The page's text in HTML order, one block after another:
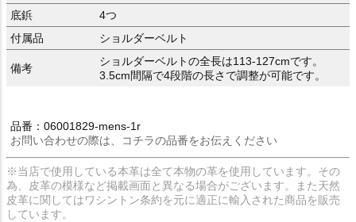
底鋲
4つ
付属品
ショルダーベルト
備考
ショルダーベルトの全長は113-127cmです。
3.5cm間隔で4段階の長さで調整が可能です。
品番：06001829-mens-1r
お問い合わせの際は、コチラの品番をお伝えください
※当店で使用している本革は全て本物の革を使用しています。その
為、皮革の模様など掲載画面と異なる場合がございます。また天然
皮革に関してはワシントン条約を元に適正に輸入された商品を販売
しています。